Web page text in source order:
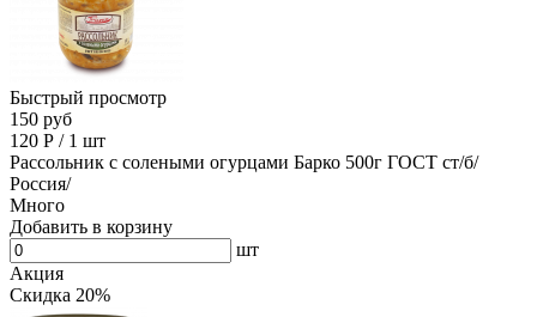
Быстрый просмотр
150 руб
120 Р / 1 шт
Рассольник с солеными огурцами Барко 500г ГОСТ ст/б/
Россия/
Много
Добавить в корзину
шт
Акция
Скидка 20%